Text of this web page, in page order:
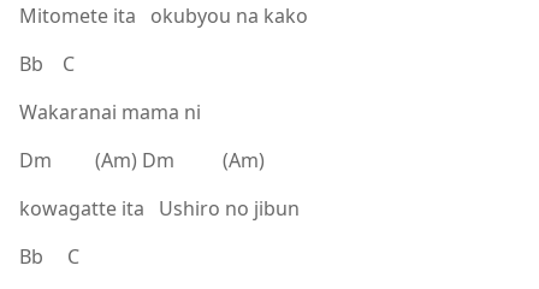
Mitomete ita okubyou na kako
Bb C
Wakaranai mama ni
Dm (Am) Dm (Am)
kowagatte ita Ushiro no jibun
Bb C